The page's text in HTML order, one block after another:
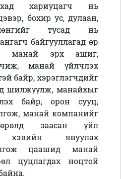
хариуцагч нь
бохир ус, дулаан,
тусад нь
байгууллагад өр
манай эрх ашиг,
манай үйлчлэх
байр, хэрэглэгчдийг
шилжүүлж, манайхыг
байр, орон сууц,
манай компанийг
заасан үйл
хэвийн явуулах
цаашид манай
цуцлагдах ноцтой